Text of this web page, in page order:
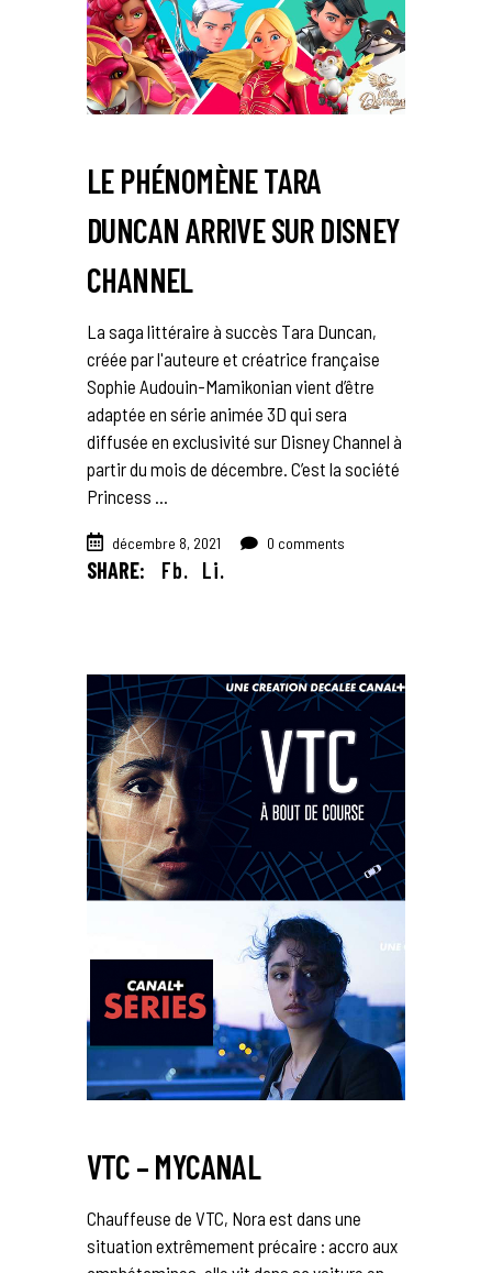
LE PHÉNOMÈNE TARA
DUNCAN ARRIVE SUR DISNEY
CHANNEL
La saga littéraire à succès Tara Duncan,
créée par l'auteure et créatrice française
Sophie Audouin-Mamikonian vient d’être
adaptée en série animée 3D qui sera
diffusée en exclusivité sur Disney Channel à
partir du mois de décembre. C’est la société
Princess
décembre 8, 2021 0 comments
SHARE: Fb. Li.
VTC – MYCANAL
Chauffeuse de VTC, Nora est dans une
situation extrêmement précaire : accro aux